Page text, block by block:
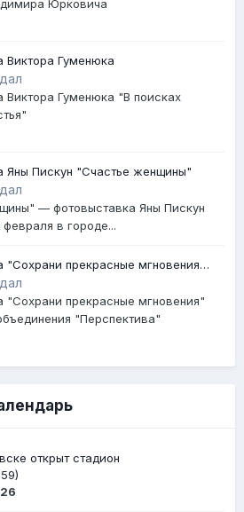
Юрковича
Виктора Гуменюка
Виктора Гуменюка "В поисках
Яны Пискун "Счастье женщины"
— фотовыставка Яны Пискун
в городе...
"Сохрани прекрасные мгновения"
"Перспектива"
"Сохрани прекрасные мгновения"
"Перспектива"
открыт стадион